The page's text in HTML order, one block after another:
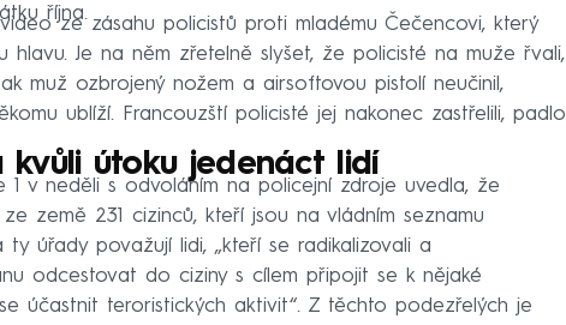
října.
ze zásahu policistů proti mladému Čečencovi, který
hlavu. Je na něm zřetelně slyšet, že policisté na muže řvali,
muž ozbrojený nožem a airsoftovou pistolí neučinil,
ublíží. Francouzští policisté jej nakonec zastřelili, padlo
kvůli útoku jedenáct lidí
1 v neděli s odvoláním na policejní zdroje uvedla, že
země 231 cizinců, kteří jsou na vládním seznamu
ty úřady považují lidi, „kteří se radikalizovali a
odcestovat do ciziny s cílem připojit se k nějaké
účastnit teroristických aktivit“. Z těchto podezřelých je